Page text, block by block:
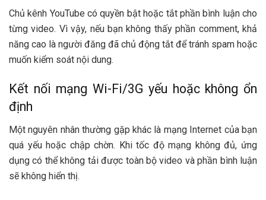
Chủ kênh YouTube có quyền bật hoặc tắt phần bình luận cho
từng video. Vì vậy, nếu bạn không thấy phần comment, khả
năng cao là người đăng đã chủ động tắt để tránh spam hoặc
muốn kiểm soát nội dung.
Kết nối mạng Wi-Fi/3G yếu hoặc không ổn
định
Một nguyên nhân thường gặp khác là mạng Internet của bạn
quá yếu hoặc chập chờn. Khi tốc độ mạng không đủ, ứng
dụng có thể không tải được toàn bộ video và phần bình luận
sẽ không hiển thị.